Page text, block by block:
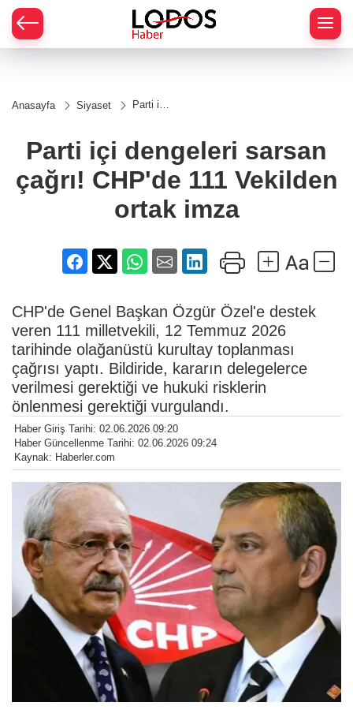
Anasayfa Siyaset
Parti içi
çağrı!
CHP'de
Vekilden
ortak
imza
Parti içi dengeleri sarsan
çağrı! CHP'de 111 Vekilden
ortak imza
CHP'de Genel Başkan Özgür Özel'e destek
veren 111 milletvekili, 12 Temmuz 2026
tarihinde olağanüstü kurultay toplanması
çağrısı yaptı. Bildiride, kararın delegelerce
verilmesi gerektiği ve hukuki risklerin
önlenmesi gerektiği vurgulandı.
Haber Giriş Tarihi: 02.06.2026 09:20
Haber Güncellenme Tarihi: 02.06.2026 09:24
Kaynak: Haberler.com